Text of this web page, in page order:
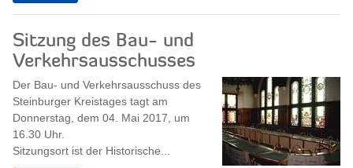
Sitzung des Bau- und
Verkehrsausschusses
Der Bau- und Verkehrsausschuss des
Steinburger Kreistages tagt am
Donnerstag, dem 04. Mai 2017, um
16.30 Uhr.
Sitzungsort ist der Historische...